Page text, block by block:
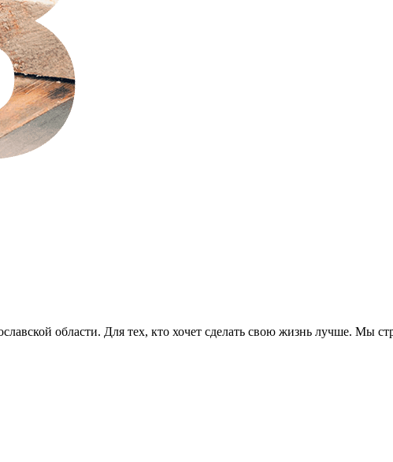
области. Для тех, кто хочет сделать свою жизнь лучше. Мы